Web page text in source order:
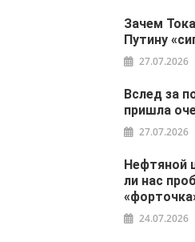
Зачем
Путину
27.07.2026
Вслед за
пришла
27.07.2026
Нефтяной
ли нас
24.07.2026